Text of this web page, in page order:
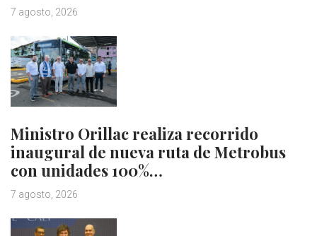
7 agosto, 2026
Ministro Orillac realiza recorrido
inaugural de nueva ruta de Metrobus
con unidades 100%…
7 agosto, 2026